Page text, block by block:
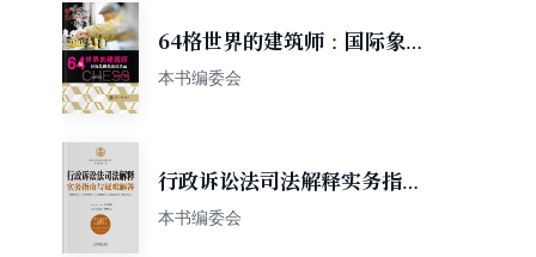
64格世界的建筑师：国际象棋
教练风采录
本书编委会
行政诉讼法司法解释实务指南
与疑难解答
本书编委会